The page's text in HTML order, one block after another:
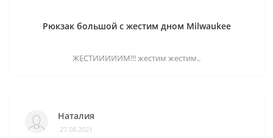
Рюкзак большой с жестим дном Milwaukee
ЖЕСТИИИИИМ!!! жестим жестим..
Наталия
27.08.2021